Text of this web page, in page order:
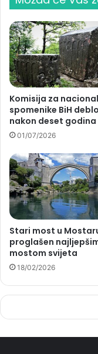
Komisija za
spomenike BiH
nakon deset godina
01/07/2026
Stari most u
proglašen
mostom svijeta
18/02/2026